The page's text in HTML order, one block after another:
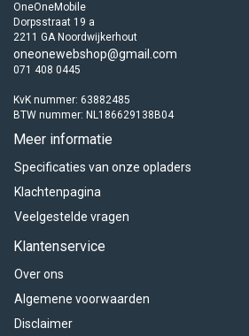
OneOneMobile
Dorpsstraat 19 a
2211 GA Noordwijkerhout
oneonewebshop@gmail.com
071 408 0445
KvK nummer: 63882485
BTW nummer: NL186629138B04
Meer informatie
Specificaties van onze opladers
Klachtenpagina
Veelgestelde vragen
Klantenservice
Over ons
Algemene voorwaarden
Disclaimer